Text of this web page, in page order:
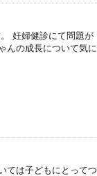
妊婦健診にて問題が
んの成長について気に
ては子どもにとってつ